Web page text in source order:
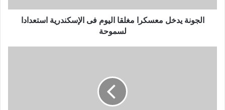
لسموحة
الجونة يدخل معسكرا مغلقا اليوم فى الإسكندرية استعدادا
لسموحة